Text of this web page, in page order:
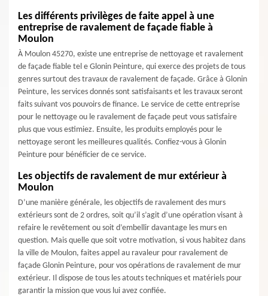
Les différents privilèges de faite appel à une
entreprise de ravalement de façade fiable à
Moulon
À Moulon 45270, existe une entreprise de nettoyage et ravalement
de façade fiable tel e Glonin Peinture, qui exerce des projets de tous
genres surtout des travaux de ravalement de façade. Grâce à Glonin
Peinture, les services donnés sont satisfaisants et les travaux seront
faits suivant vos pouvoirs de finance. Le service de cette entreprise
pour le nettoyage ou le ravalement de façade peut vous satisfaire
plus que vous estimiez. Ensuite, les produits employés pour le
nettoyage seront les meilleures qualités. Confiez-vous à Glonin
Peinture pour bénéficier de ce service.
Les objectifs de ravalement de mur extérieur à
Moulon
D’une manière générale, les objectifs de ravalement des murs
extérieurs sont de 2 ordres, soit qu’il s’agit d’une opération visant à
refaire le revêtement ou soit d’embellir davantage les murs en
question. Mais quelle que soit votre motivation, si vous habitez dans
la ville de Moulon, faites appel au ravaleur pour ravalement de
façade Glonin Peinture, pour vos opérations de ravalement de mur
extérieur. Il dispose de tous les atouts techniques et matériels pour
garantir la mission que vous lui avez confiée.